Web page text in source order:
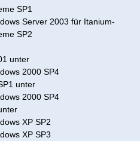
SP1
Server 2003 für Itanium-
SP2
unter
2000 SP4
unter
2000 SP4
XP SP2
XP SP3